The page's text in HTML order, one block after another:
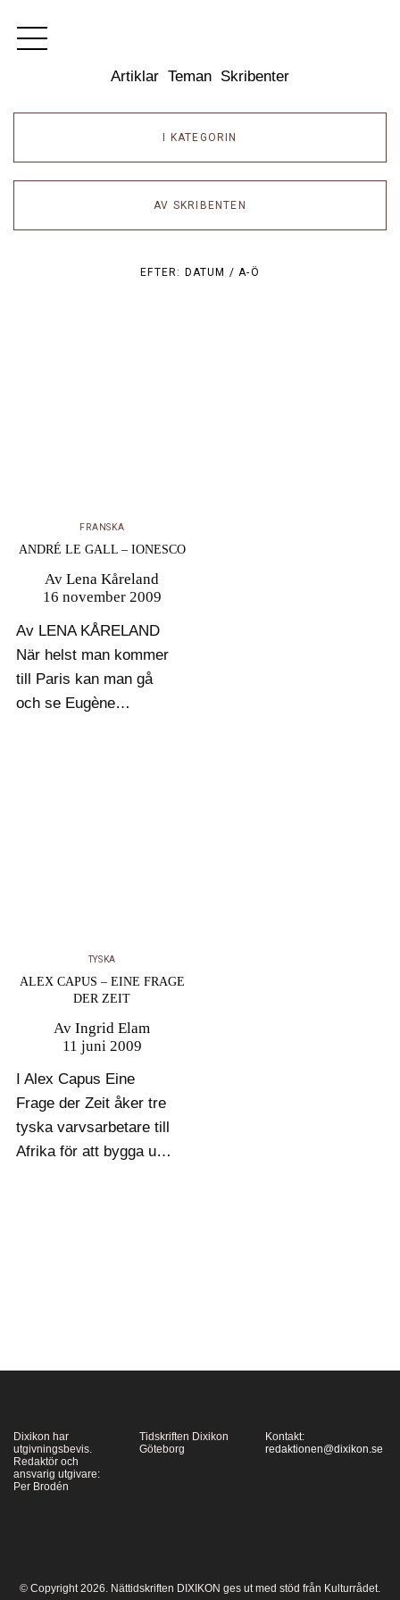
Artiklar Teman Skribenter
I KATEGORIN
AV SKRIBENTEN
EFTER: DATUM /A-Ö
FRANSKA
ANDRÉ LE GALL – IONESCO
AvLena Kåreland
16 november 2009
Av LENA KÅRELAND
När helst man kommer
till Paris kan man gå
och se Eugène
TYSKA
ALEX CAPUS – EINE FRAGE
DER ZEIT
AvIngrid Elam
11 juni 2009
I Alex Capus Eine
Frage der Zeit åker tre
tyska varvsarbetare till
Afrika för att bygga upp
width="100"]…
Dixikon har
utgivningsbevis.
Redaktör och
ansvarig utgivare:
Per Brodén
Tidskriften Dixikon
Göteborg
Kontakt:
redaktionen@dixikon.se
© Copyright 2026. Nättidskriften DIXIKON ges ut med stöd från Kulturrådet.